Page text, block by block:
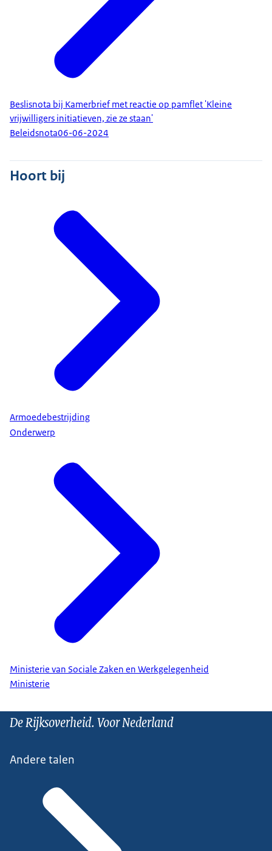
Beslisnota bij Kamerbrief met reactie op pamflet 'Kleine
vrijwilligers initiatieven, zie ze staan'
Beleidsnota06-06-2024
Hoort bij
Armoedebestrijding
Onderwerp
Ministerie van Sociale Zaken en Werkgelegenheid
Ministerie
De Rijksoverheid. Voor Nederland
Andere talen